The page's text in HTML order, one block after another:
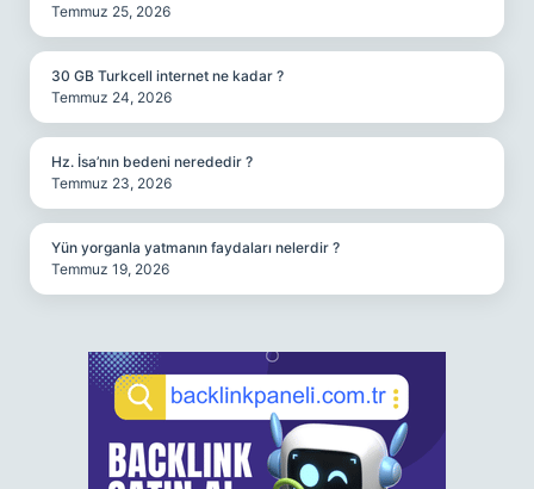
Temmuz 25, 2026
30 GB Turkcell internet ne kadar ?
Temmuz 24, 2026
Hz. İsa’nın bedeni nerededir ?
Temmuz 23, 2026
Yün yorganla yatmanın faydaları nelerdir ?
Temmuz 19, 2026